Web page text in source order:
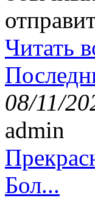
Читать
08/11/
admin
Бол...